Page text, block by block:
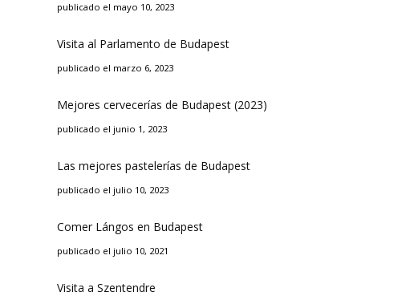
publicado el mayo 10, 2023
Visita al Parlamento de Budapest
publicado el marzo 6, 2023
Mejores cervecerías de Budapest (2023)
publicado el junio 1, 2023
Las mejores pastelerías de Budapest
publicado el julio 10, 2023
Comer Lángos en Budapest
publicado el julio 10, 2021
Visita a Szentendre